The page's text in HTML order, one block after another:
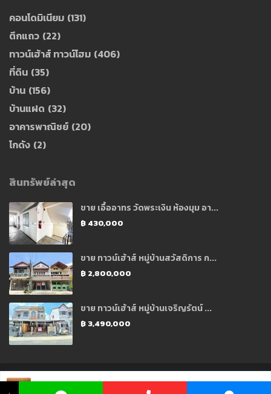
คอนโดมิเนียม (131)
ตึกแถว (22)
ทาวน์เฮ้าส์ ทาวน์โฮม (406)
ที่ดิน (35)
บ้าน (156)
บ้านแฝด (32)
อาคารพาณิชย์ (20)
โกดัง (2)
สินทรัพย์ล่าสุด
ขาย เอื้ออาทร วัดพระเงิน ห้องมุม อา...
฿ 430,000
ขาย ทาวน์เฮ้าส์ หมู่บ้านสวัสดิการ ก...
฿ 2,800,000
ขาย ทาวน์เฮ้าส์ หมู่บ้านเจริญรัตน์ ...
฿ 3,490,000
Copyright 2021 © Designed and Developed by CJ Soft Co., Ltd.
คุณ พีช ☏ 096